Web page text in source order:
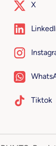
X
Tiktok